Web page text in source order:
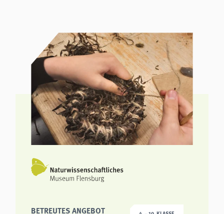
BETREUTES ANGEBOT